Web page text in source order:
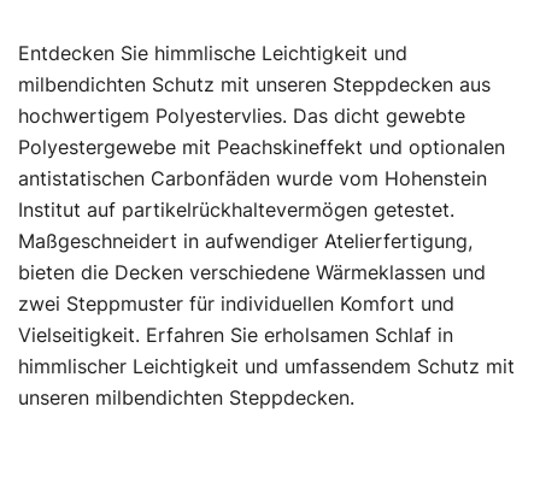
Entdecken Sie himmlische Leichtigkeit und
milbendichten Schutz mit unseren Steppdecken aus
hochwertigem Polyestervlies. Das dicht gewebte
Polyestergewebe mit Peachskineffekt und optionalen
antistatischen Carbonfäden wurde vom Hohenstein
Institut auf partikelrückhaltevermögen getestet.
Maßgeschneidert in aufwendiger Atelierfertigung,
bieten die Decken verschiedene Wärmeklassen und
zwei Steppmuster für individuellen Komfort und
Vielseitigkeit. Erfahren Sie erholsamen Schlaf in
himmlischer Leichtigkeit und umfassendem Schutz mit
unseren milbendichten Steppdecken.